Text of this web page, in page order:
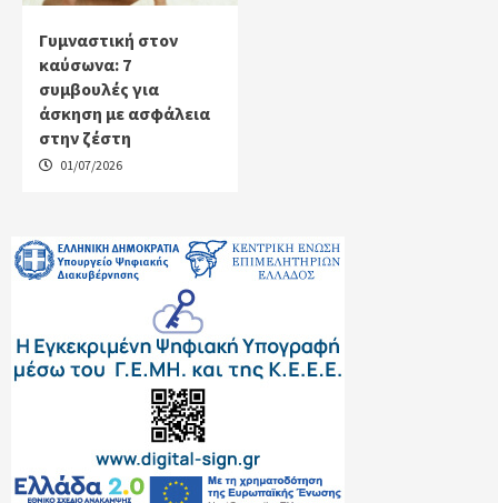
Γυμναστική στον
καύσωνα: 7
συμβουλές για
άσκηση με ασφάλεια
στην ζέστη
01/07/2026